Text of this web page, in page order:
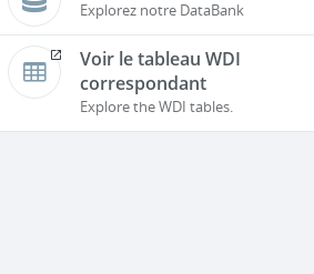
Explorez notre DataBank
Voir le tableau WDI
correspondant
Explore the WDI tables.